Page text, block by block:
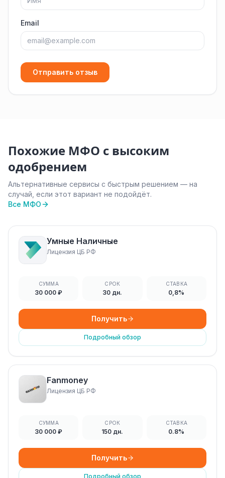
Email
Отправить отзыв
Похожие МФО с высоким
одобрением
Альтернативные сервисы с быстрым решением — на
случай, если этот вариант не подойдёт.
Все МФО
Умные Наличные
Лицензия ЦБ РФ
СУММА
30 000 ₽
СРОК
30 дн.
СТАВКА
0,8%
Получить
Подробный обзор
Fanmoney
Лицензия ЦБ РФ
СУММА
30 000 ₽
СРОК
150 дн.
СТАВКА
0.8%
Получить
Подробный обзор